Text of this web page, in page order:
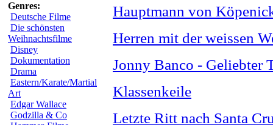
Genres:
Deutsche Filme
Die schönsten
Weihnachtsfilme
Disney
Dokumentation
Drama
Eastern/Karate/Martial
Art
Edgar Wallace
Godzilla & Co
Hauptmann von
Herren mit der weissen
Jonny Banco - Geliebter
Klassenkeile
Letzte Ritt nach Santa